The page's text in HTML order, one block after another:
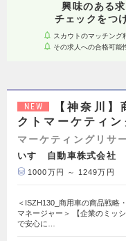
興味のある
チェックをつ
スカウトのマッチング
その求人への合格可能
NEW
【神奈川
クトマーケティ
マーケティングリサ
いすゞ自動車株式会社
1000万円 ～ 1249万円
＜ISZH130_商用車の商品戦略
マネージャー＞ 【企業のミッ
で安心に…